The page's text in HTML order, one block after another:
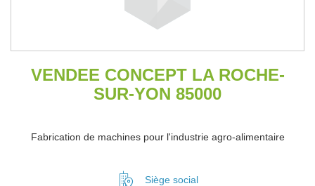
VENDEE CONCEPT LA ROCHE-
SUR-YON 85000
Fabrication de machines pour l'industrie agro-alimentaire
Siège social